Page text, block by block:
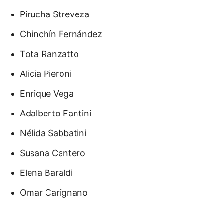
Pirucha Streveza
Chinchín Fernández
Tota Ranzatto
Alicia Pieroni
Enrique Vega
Adalberto Fantini
Nélida Sabbatini
Susana Cantero
Elena Baraldi
Omar Carignano